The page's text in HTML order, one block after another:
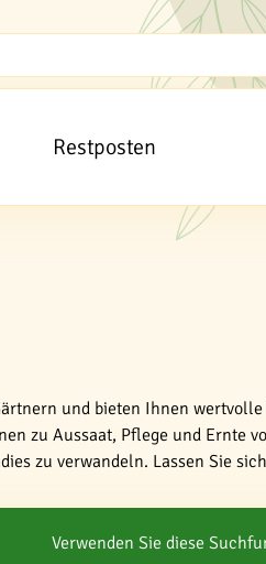
Restposten
und bieten Ihnen
zu Aussaat, Pflege und Ernte
zu verwandeln. Lassen Sie
Verwenden Sie diese